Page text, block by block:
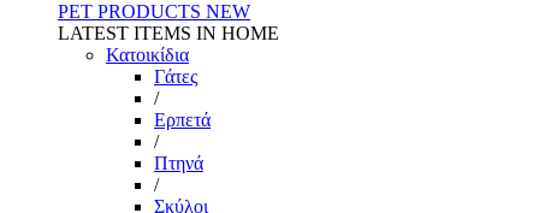
PET PRODUCTS NEW
LATEST ITEMS IN HOME
Κατοικίδια
Γάτες
/
Ερπετά
/
Πτηνά
/
Σκύλοι